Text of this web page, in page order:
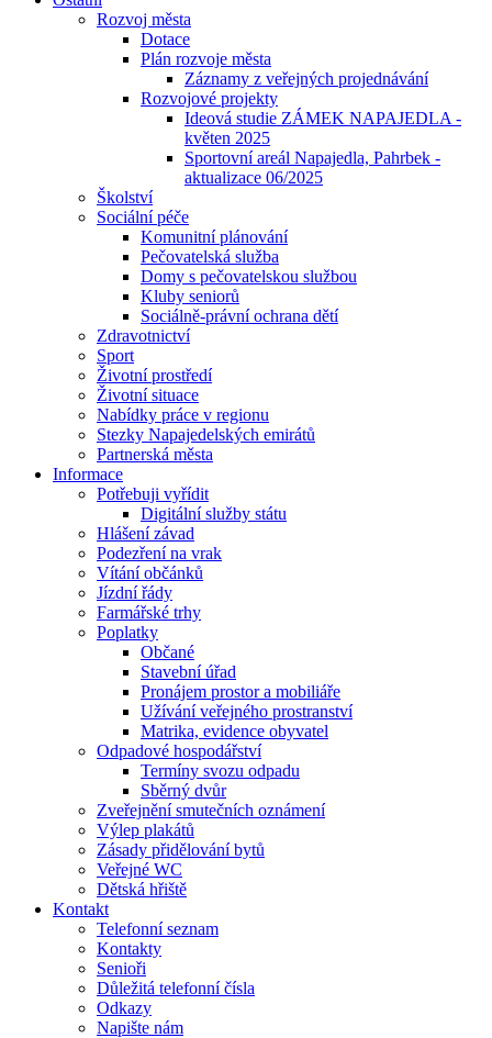
Rozvoj města
Dotace
Plán rozvoje města
Záznamy z veřejných projednávání
Rozvojové projekty
Ideová studie ZÁMEK NAPAJEDLA -
květen 2025
Sportovní areál Napajedla, Pahrbek -
aktualizace 06/2025
Školství
Sociální péče
Komunitní plánování
Pečovatelská služba
Domy s pečovatelskou službou
Kluby seniorů
Sociálně-právní ochrana dětí
Zdravotnictví
Sport
Životní prostředí
Životní situace
Nabídky práce v regionu
Stezky Napajedelských emirátů
Partnerská města
Informace
Potřebuji vyřídit
Digitální služby státu
Hlášení závad
Podezření na vrak
Vítání občánků
Jízdní řády
Farmářské trhy
Poplatky
Občané
Stavební úřad
Pronájem prostor a mobiliáře
Užívání veřejného prostranství
Matrika, evidence obyvatel
Odpadové hospodářství
Termíny svozu odpadu
Sběrný dvůr
Zveřejnění smutečních oznámení
Výlep plakátů
Zásady přidělování bytů
Veřejné WC
Dětská hřiště
Kontakt
Telefonní seznam
Kontakty
Senioři
Důležitá telefonní čísla
Odkazy
Napište nám